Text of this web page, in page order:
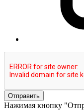
Отправить
Нажимая кнопку